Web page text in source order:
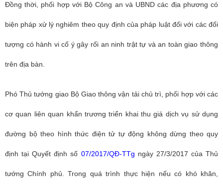
Đồng thời, phối hợp với Bộ Công an và UBND các địa phương có
biện pháp xử lý nghiêm theo quy định của pháp luật đối với các đối
tượng có hành vi cố ý gây rối an ninh trật tự và an toàn giao thông
trên địa bàn.
Phó Thủ tướng giao Bộ Giao thông vận tải chủ trì, phối hợp với các
cơ quan liên quan khẩn trương triển khai thu giá dịch vụ sử dụng
đường bộ theo hình thức điện tử tự động không dừng theo quy
định tại Quyết định số 07/2017/QĐ-TTg ngày 27/3/2017 của Thủ
tướng Chính phủ. Trong quá trình thực hiện nếu có khó khăn,